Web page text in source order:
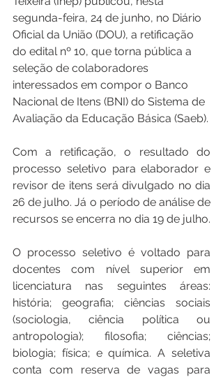
segunda-feira, 24 de junho, no Diário
Oficial da União (DOU), a retificação
do edital nº 10, que torna pública a
seleção de colaboradores
interessados em compor o Banco
Nacional de Itens (BNI) do Sistema de
Avaliação da Educação Básica (Saeb).
Com a retificação, o resultado do
processo seletivo para elaborador e
revisor de itens será divulgado no dia
26 de julho. Já o período de análise de
recursos se encerra no dia 19 de julho.
O processo seletivo é voltado para
docentes com nível superior em
licenciatura nas seguintes áreas:
história; geografia; ciências sociais
(sociologia, ciência política ou
antropologia); filosofia; ciências;
biologia; física; e química. A seletiva
conta com reserva de vagas para